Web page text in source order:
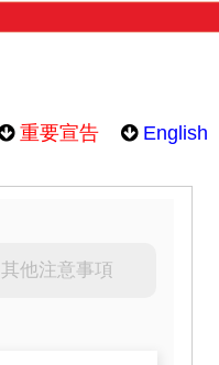
重要宣告 English
其他注意事項